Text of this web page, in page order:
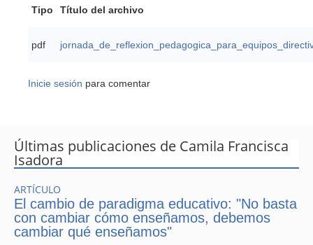
Liceos Bicentenario: ¿Semillas de una
A lo largo del país, estos liceos han demostrado que es
enfrentan a tensiones estructurales: recursos limitados,
altas expectativas sin acompañamiento sostenido, y en
debilita la innovación.
Convertirlos en faros de excelencia implica más que
buenos resultados SIMCE o PAES. Implica tener
Tipo Título del archivo
pdf
Inicie sesión para comentar
Últimas publicaciones de Camila Francisca
Isadora
ARTÍCULO
El cambio de paradigma educativo: "No basta
con cambiar cómo enseñamos, debemos
cambiar qué enseñamos"